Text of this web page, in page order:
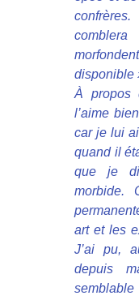
disponible
À propos
l’aime
car je lui
quand il
que je
morbide.
art et les
J’ai pu,
depuis